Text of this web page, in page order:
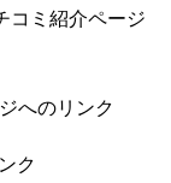
コミ紹介ページ
へのリンク
ク